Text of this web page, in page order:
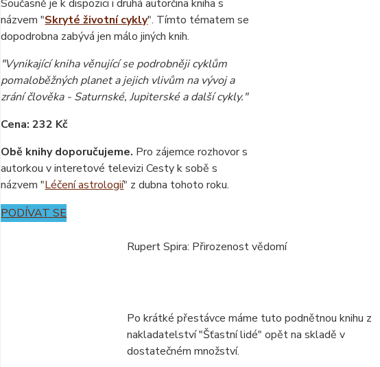
Současně je k dispozici i druhá autorčina kniha s
názvem "Skryté životní cykly". Tímto tématem se
dopodrobna zabývá jen málo jiných knih.
"Vynikající kniha věnující se podrobněji cyklům
pomaloběžných planet a jejich vlivům na vývoj a
zrání člověka - Saturnské, Jupiterské a další cykly."
Cena: 232 Kč
Obě knihy doporučujeme. Pro zájemce rozhovor s
autorkou v interetové televizi Cesty k sobě s
názvem "Léčení astrologií" z dubna tohoto roku.
PODÍVAT SE
Rupert Spira: Přirozenost vědomí
Po krátké přestávce máme tuto podnětnou knihu z
nakladatelství "Šťastní lidé" opět na skladě v
dostatečném množství.